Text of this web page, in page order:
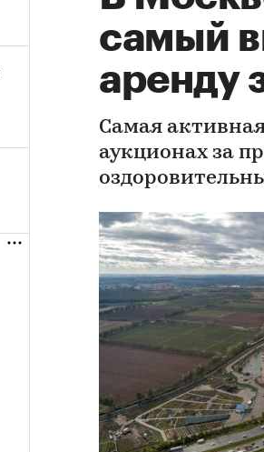
самый
аренду
Самая
аукционах за